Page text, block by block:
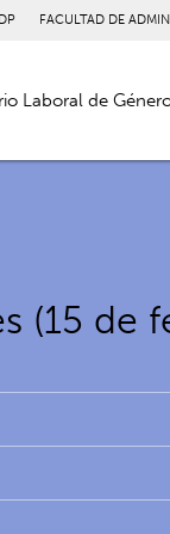
FACULTAD DE
Laboral de
(15 de